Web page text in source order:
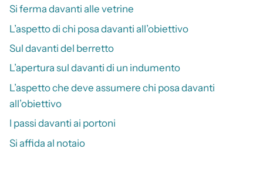
Si ferma davanti alle vetrine
L’aspetto di chi posa davanti all’obiettivo
Sul davanti del berretto
L’apertura sul davanti di un indumento
L’aspetto che deve assumere chi posa davanti
all’obiettivo
I passi davanti ai portoni
Si affida al notaio